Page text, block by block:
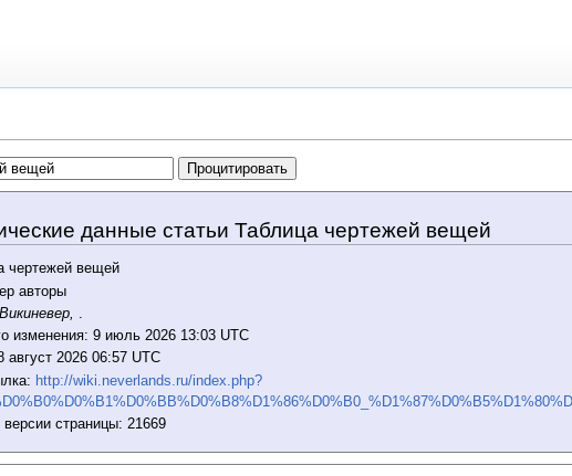
данные статьи Таблица чертежей вещей
чертежей вещей
авторы
Викиневер,
изменения: 9 июль 2026 13:03 UTC
август 2026 06:57 UTC
http://wiki.neverlands.ru/index.php?
страницы: 21669